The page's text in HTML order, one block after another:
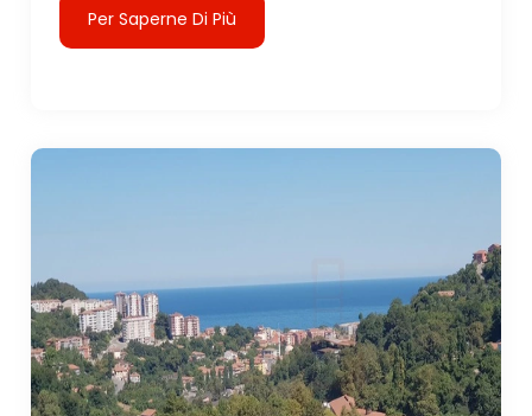
Per Saperne Di Più